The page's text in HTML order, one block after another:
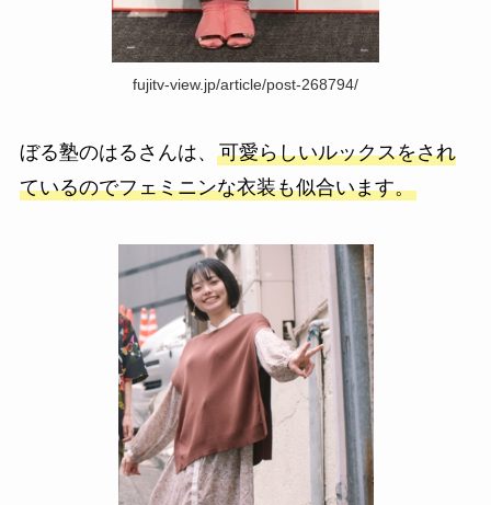
fujitv-view.jp/article/post-268794/
ぼる塾のはるさんは、 可愛らしいルックスをされ
ているのでフェミニンな衣装も似合います。